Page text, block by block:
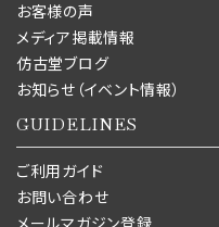
お客様の声
メディア掲載情報
仿古堂ブログ
お知らせ（イベント情報）
GUIDELINES
ご利用ガイド
お問い合わせ